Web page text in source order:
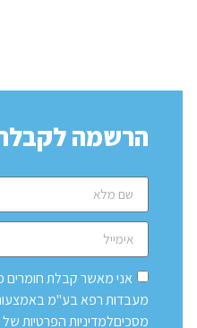
הרשמה לקבלת
אני מאשר קבלת חומרים
מסכיםלמדיניות הפרטיות